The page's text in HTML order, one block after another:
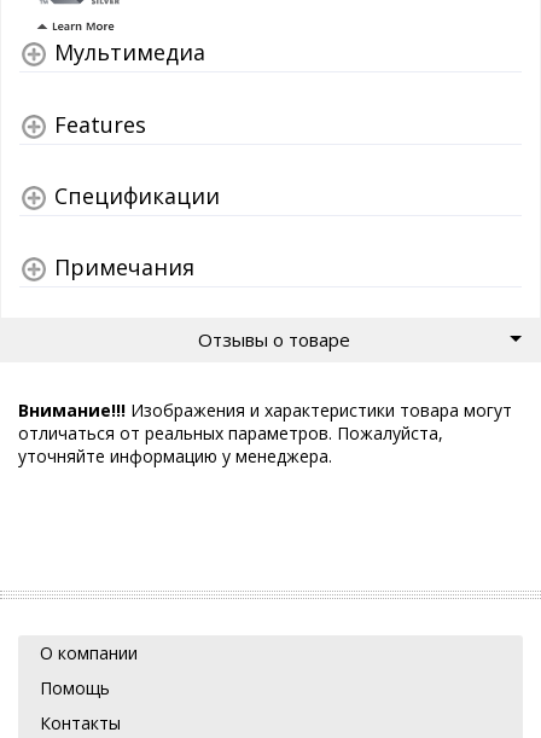
Мультимедиа
Features
Спецификации
Примечания
Отзывы о товаре
Внимание!!! Изображения и характеристики товара могут
отличаться от реальных параметров. Пожалуйста,
уточняйте информацию у менеджера.
О компании
Помощь
Контакты